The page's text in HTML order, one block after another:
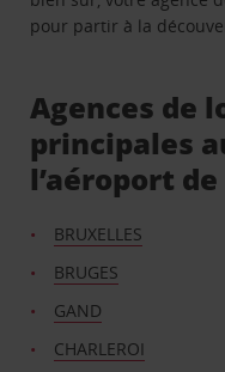
pour partir à la
Agences de
principales
l’aéroport
BRUXELLES
BRUGES
GAND
CHARLEROI